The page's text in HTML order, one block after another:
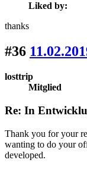
Liked by:
thanks
#36
losttrip
Mitglied
Re: In
Thank you for your
wanting to do your
developed.